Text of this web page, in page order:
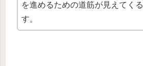
を進めるための道筋が見えてく
す。